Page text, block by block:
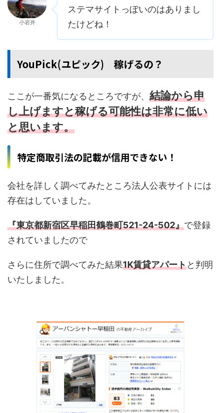
小岩井
ステマサイトっぽいのはありまし
たけどね！
YouPick(ユピック) 稼げるの？
ここが一番気になるところですが、 結論から申
し上げますと稼げる可能性は非常に低い
と思います。
特定商取引法の記載が信用できない！
会社を詳しく調べてみたところ法人公表サイトには
存在はしていました。
『東京都新宿区早稲田鶴巻町521-24-502』で登録
されていましたので
さらに住所で調べてみた結果1K賃貸アパートと判明
いたしました。